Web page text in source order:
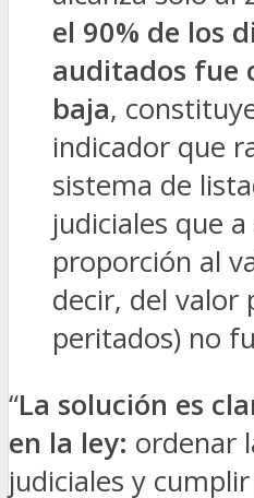
el 90% de los
auditados fue
baja,
indicador que
sistema de
judiciales que
proporción al
decir, del valor
peritados) no
“La solución es
en la ley: ordenar
judiciales y